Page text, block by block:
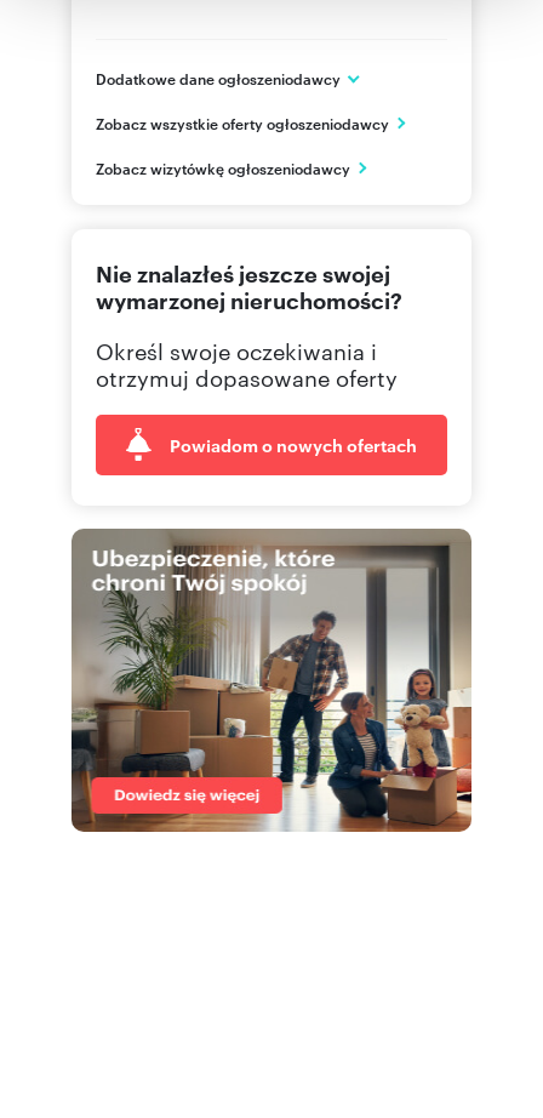
Dodatkowe dane ogłoszeniodawcy
Warszawa
PL
226465 Pokaż telefon
Zobacz wszystkie oferty ogłoszeniodawcy
Zobacz wizytówkę ogłoszeniodawcy
Nie znalazłeś jeszcze swojej
wymarzonej nieruchomości?
Określ swoje oczekiwania i
otrzymuj dopasowane oferty
Powiadom o nowych ofertach